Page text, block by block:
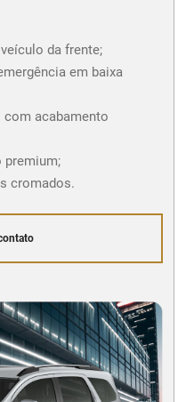
da frente;
em baixa
com acabamento
premium;
cromados.